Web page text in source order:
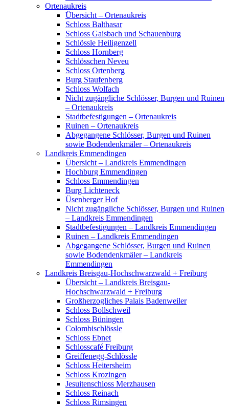
Ortenaukreis
Übersicht – Ortenaukreis
Schloss Balthasar
Schloss Gaisbach und Schauenburg
Schlössle Heiligenzell
Schloss Hornberg
Schlösschen Neveu
Schloss Ortenberg
Burg Staufenberg
Schloss Wolfach
Nicht zugängliche Schlösser, Burgen und Ruinen
– Ortenaukreis
Stadtbefestigungen – Ortenaukreis
Ruinen – Ortenaukreis
Abgegangene Schlösser, Burgen und Ruinen
sowie Bodendenkmäler – Ortenaukreis
Landkreis Emmendingen
Übersicht – Landkreis Emmendingen
Hochburg Emmendingen
Schloss Emmendingen
Burg Lichteneck
Üsenberger Hof
Nicht zugängliche Schlösser, Burgen und Ruinen
– Landkreis Emmendingen
Stadtbefestigungen – Landkreis Emmendingen
Ruinen – Landkreis Emmendingen
Abgegangene Schlösser, Burgen und Ruinen
sowie Bodendenkmäler – Landkreis
Emmendingen
Landkreis Breisgau-Hochschwarzwald + Freiburg
Übersicht – Landkreis Breisgau-
Hochschwarzwald + Freiburg
Großherzogliches Palais Badenweiler
Schloss Bollschweil
Schloss Büningen
Colombischlössle
Schloss Ebnet
Schlosscafé Freiburg
Greiffenegg-Schlössle
Schloss Heitersheim
Schloss Krozingen
Jesuitenschloss Merzhausen
Schloss Reinach
Schloss Rimsingen